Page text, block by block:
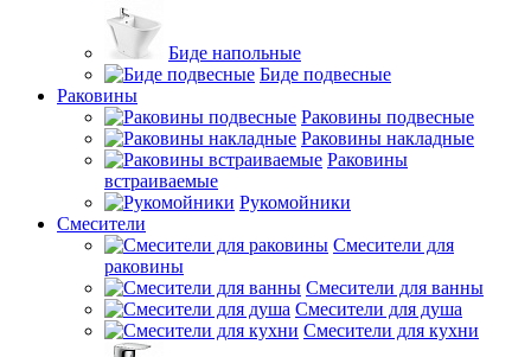
Биде напольные
Биде подвесные
Раковины
Раковины подвесные
Раковины накладные
Раковины
встраиваемые
Рукомойники
Смесители
Смесители для
раковины
Смесители для ванны
Смесители для душа
Смесители для кухни